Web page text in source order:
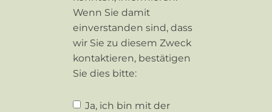
Wenn Sie damit
einverstanden sind, dass
wir Sie zu diesem Zweck
kontaktieren, bestätigen
Sie dies bitte:
Ja, ich bin mit der